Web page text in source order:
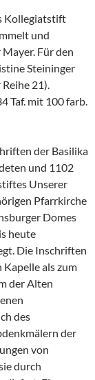
Kollegiatstift
und
Für den
Steininger
21).
Taf. mit 100 farb.
der Basilika
und 1102
Unserer
Pfarrkirche
Domes
heute
Die Inschriften
als zum
der Alten
des
der
von
durch